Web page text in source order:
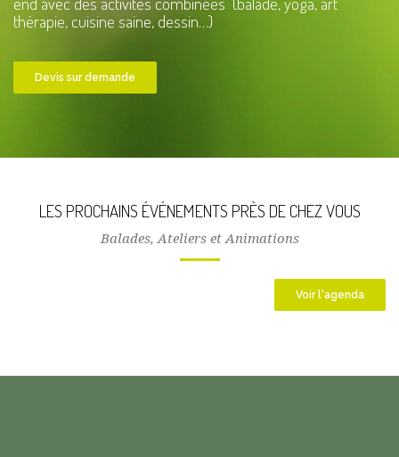
thérapie, cuisine saine, dessin…)
Devis sur demande
LES PROCHAINS ÉVÉNEMENTS PRÈS DE CHEZ VOUS
Balades, Ateliers et Animations
Voir l'agenda